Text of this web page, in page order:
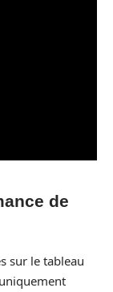
de
sur le tableau